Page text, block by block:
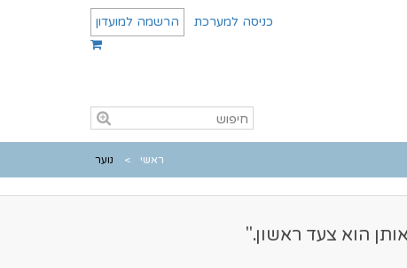
כניסה למערכת הרשמה למועדון
ראשי נוער
הוא צעד ראשון."